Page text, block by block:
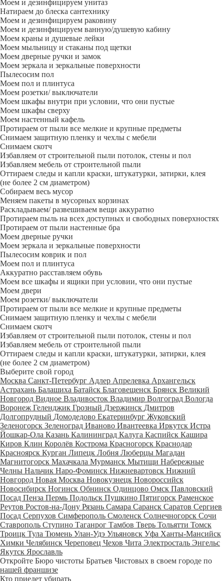
Моем и дезинфицируем унитаз
Натираем до блеска сантехнику
Моем и дезинфицируем раковину
Моем и дезинфицируем ванную/душевую кабину
Моем краны и душевые лейки
Моем мыльницу и стаканы под щетки
Моем дверные ручки и замок
Моем зеркала и зеркальные поверхности
Пылесосим пол
Моем пол и плинтуса
Моем розетки/ выключатели
Моем шкафы внутри при условии, что они пустые
Моем шкафы сверху
Моем настенный кафель
Протираем от пыли все мелкие и крупные предметы
Снимаем защитную пленку и чехлы с мебели
Снимаем скотч
Избавляем от строительной пыли потолок, стены и пол
Избавляем мебель от строительной пыли
Оттираем следы и капли краски, штукатурки, затирки, клея
(не более 2 см диаметром)
Собираем весь мусор
Меняем пакеты в мусорных корзинах
Раскладываем/ развешиваем вещи аккуратно
Протираем пыль на всех доступных и свободных поверхностях
Протираем от пыли настенные бра
Моем дверные ручки
Моем зеркала и зеркальные поверхности
Пылесосим коврик и пол
Моем пол и плинтуса
Аккуратно расставляем обувь
Моем все шкафы и ящики при условии, что они пустые
Моем двери
Моем розетки/ выключатели
Протираем от пыли все мелкие и крупные предметы
Снимаем защитную пленку и чехлы с мебели
Снимаем скотч
Избавляем от строительной пыли потолок, стены и пол
Избавляем мебель от строительной пыли
Оттираем следы и капли краски, штукатурки, затирки, клея
(не более 2 см диаметром)
Выберите свой город
Москва Санкт-Петербург Адлер Апрелевка Архангельск
Астрахань Балашиха Батайск Благовещенск Брянск Великий
Новгород Видное Владивосток Владимир Волгоград Вологда
Воронеж Геленджик Грозный Дзержинск Дмитров
Долгопрудный Домодедово Екатеринбург Жуковский
Зеленогорск Зеленоград Иваново Ивантеевка Иркутск Истра
Йошкар-Ола Казань Калининград Калуга Каспийск Кашира
Киров Клин Королёв Кострома Красногорск Краснодар
Красноярск Курган Липецк Лобня Люберцы Магадан
Магнитогорск Махачкала Мурманск Мытищи Набережные
Челны Нальчик Наро-Фоминск Нижневартовск Нижний
Новгород Новая Москва Новокузнецк Новороссийск
Новосибирск Ногинск Обнинск Одинцово Омск Павловский
Посад Пенза Пермь Подольск Пушкино Пятигорск Раменское
Реутов Ростов-на-Дону Рязань Самара Саранск Саратов Сергиев
Посад Серпухов Симферополь Смоленск Солнечногорск Сочи
Ставрополь Ступино Таганрог Тамбов Тверь Тольятти Томск
Троицк Тула Тюмень Улан-Удэ Ульяновск Уфа Ханты-Мансийск
Химки Челябинск Череповец Чехов Чита Электросталь Энгельс
Якутск Ярославль
Откройте Бюро чистоты Братьев Чистовых в своем городе по
нашей франшизе
Кто приедет убирать